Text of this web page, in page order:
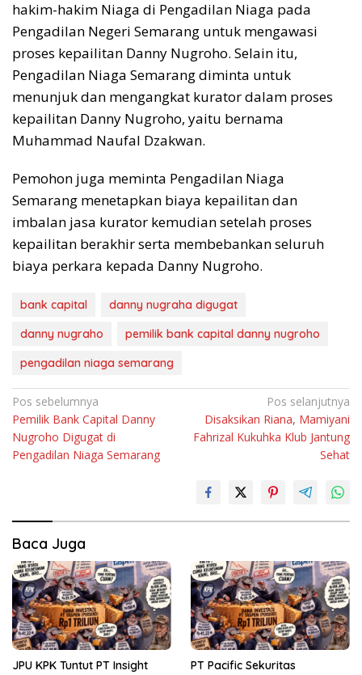
hakim-hakim Niaga di Pengadilan Niaga pada
Pengadilan Negeri Semarang untuk mengawasi
proses kepailitan Danny Nugroho. Selain itu,
Pengadilan Niaga Semarang diminta untuk
menunjuk dan mengangkat kurator dalam proses
kepailitan Danny Nugroho, yaitu bernama
Muhammad Naufal Dzakwan.
Pemohon juga meminta Pengadilan Niaga
Semarang menetapkan biaya kepailitan dan
imbalan jasa kurator kemudian setelah proses
kepailitan berakhir serta membebankan seluruh
biaya perkara kepada Danny Nugroho.
bank capital
danny nugraha digugat
danny nugraho
pemilik bank capital danny nugroho
pengadilan niaga semarang
Navigasi
pos
Pos sebelumnya
Pemilik Bank Capital Danny
Nugroho Digugat di
Pengadilan Niaga Semarang
Pos selanjutnya
Disaksikan Riana, Mamiyani
Fahrizal Kukuhka Klub Jantung
Sehat
Baca Juga
JPU KPK Tuntut PT Insight
PT Pacific Sekuritas